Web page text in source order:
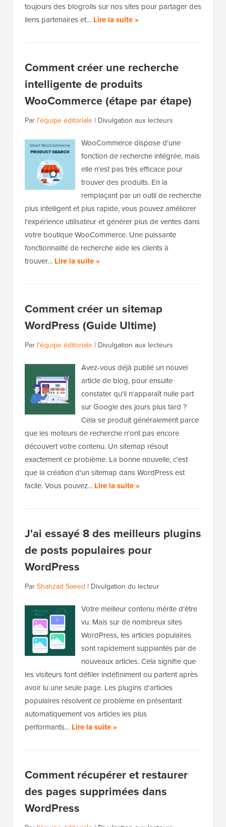
toujours des blogrolls sur nos sites pour partager des
liens partenaires et… Lire la suite »
Comment créer une recherche
intelligente de produits
WooCommerce (étape par étape)
Par l'équipe éditoriale | Divulgation aux lecteurs
WooCommerce dispose d'une
fonction de recherche intégrée, mais
elle n'est pas très efficace pour
trouver des produits. En la
remplaçant par un outil de recherche
plus intelligent et plus rapide, vous pouvez améliorer
l'expérience utilisateur et générer plus de ventes dans
votre boutique WooCommerce. Une puissante
fonctionnalité de recherche aide les clients à
trouver… Lire la suite »
Comment créer un sitemap
WordPress (Guide Ultime)
Par l'équipe éditoriale | Divulgation aux lecteurs
Avez-vous déjà publié un nouvel
article de blog, pour ensuite
constater qu'il n'apparaît nulle part
sur Google des jours plus tard ?
Cela se produit généralement parce
que les moteurs de recherche n'ont pas encore
découvert votre contenu. Un sitemap résout
exactement ce problème. La bonne nouvelle, c'est
que la création d'un sitemap dans WordPress est
facile. Vous pouvez... Lire la suite »
J'ai essayé 8 des meilleurs plugins
de posts populaires pour
WordPress
ParShahzad Saeed | Divulgation du lecteur
Votre meilleur contenu mérite d'être
vu. Mais sur de nombreux sites
WordPress, les articles populaires
sont rapidement supplantés par de
nouveaux articles. Cela signifie que
les visiteurs font défiler indéfiniment ou partent après
avoir lu une seule page. Les plugins d'articles
populaires résolvent ce problème en présentant
automatiquement vos articles les plus
performants… Lire la suite »
Comment récupérer et restaurer
des pages supprimées dans
WordPress